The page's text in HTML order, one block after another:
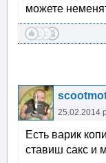
можете
25.02.2014
Есть варик
ставиш сакс и